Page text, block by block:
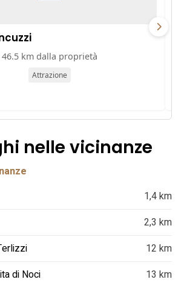
46.5 km dalla proprietà
Attrazione
nelle vicinanze
1,4 km
2,3 km
12 km
di Noci
13 km